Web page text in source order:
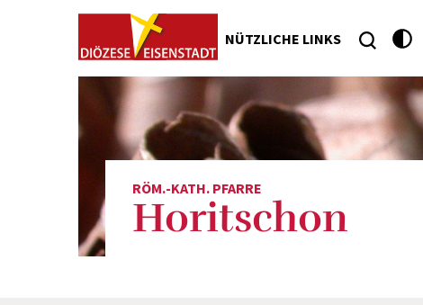
NÜTZLICHE LINKS
RÖM.-KATH. PFARRE
Horitschon